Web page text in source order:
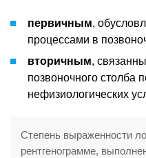
первичным,
процессами в
вторичным,
позвоночного столба
нефизиологических
Степень выраженности
рентгенограмме,